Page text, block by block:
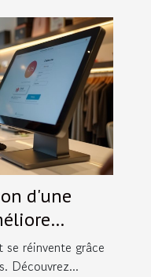
d'une
boutique ?
se réinvente grâce
Découvrez...